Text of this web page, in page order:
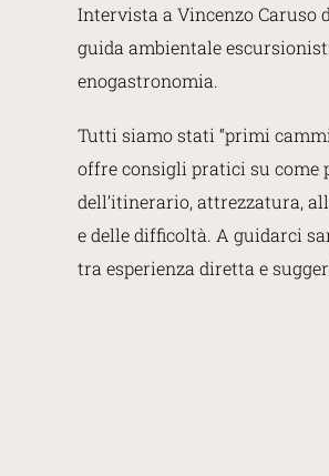
Intervista a Vincenzo Caruso
guida ambientale
enogastronomia.
Tutti siamo stati “primi
offre consigli pratici su come
dell’itinerario, attrezzatura,
e delle difficoltà. A guidarci
tra esperienza diretta e